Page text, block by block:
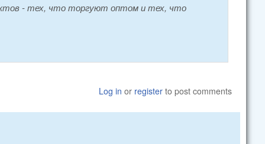
- тех, что торгуют оптом и тех, что
Log in or register to post comments